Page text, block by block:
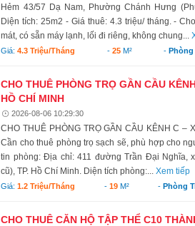
Hẻm 43/57 Dạ Nam, Phường Chánh Hưng
Diện tích: 25m2 - Giá thuê: 4.3 triệu/ tháng. -
mát, có sẵn máy lạnh, lối đi riêng, không chung...
Giá:4.3 Triệu/tháng - 25M² -Phòng
CHO THUÊ PHÒNG TRỌ GẦN CẦU
HỒ CHÍ MINH
2026-08-06 10:29:30
CHO THUÊ PHÒNG TRỌ GẦN CẦU KÊNH C –
Cần cho thuê phòng trọ sạch sẽ, phù hợp cho
tin phòng: Địa chỉ: 411 đường Trần Đại Nghĩa,
cũ), TP. Hồ Chí Minh. Diện tích phòng:...Xem tiếp
Giá:1.2 Triệu/tháng - 19M² - Phòng
CHO THUÊ CĂN HỘ TẬP THỂ C10